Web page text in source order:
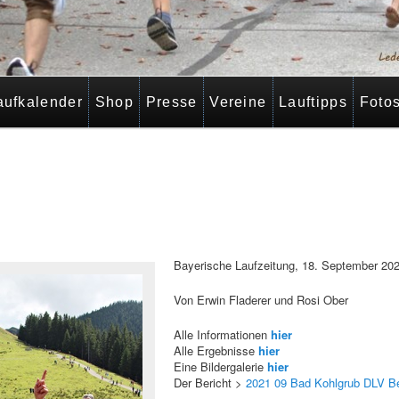
Shop Presse Vereine Lauftipps Fotos
Bayerische Laufzeitung, 18. September
Von Erwin Fladerer und Rosi Ober
Alle Informationen hier
Alle Ergebnisse hier
Eine Bildergalerie hier
Der Bericht > 2021 09 Bad Kohlgrub DLV